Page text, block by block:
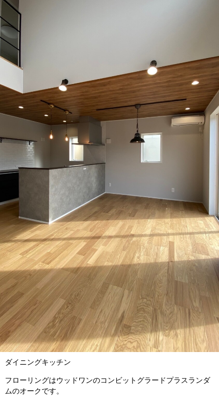
ダイニングキッチン
フローリングはウッドワンのコンビットグラードプラスランダ
ムのオークです。